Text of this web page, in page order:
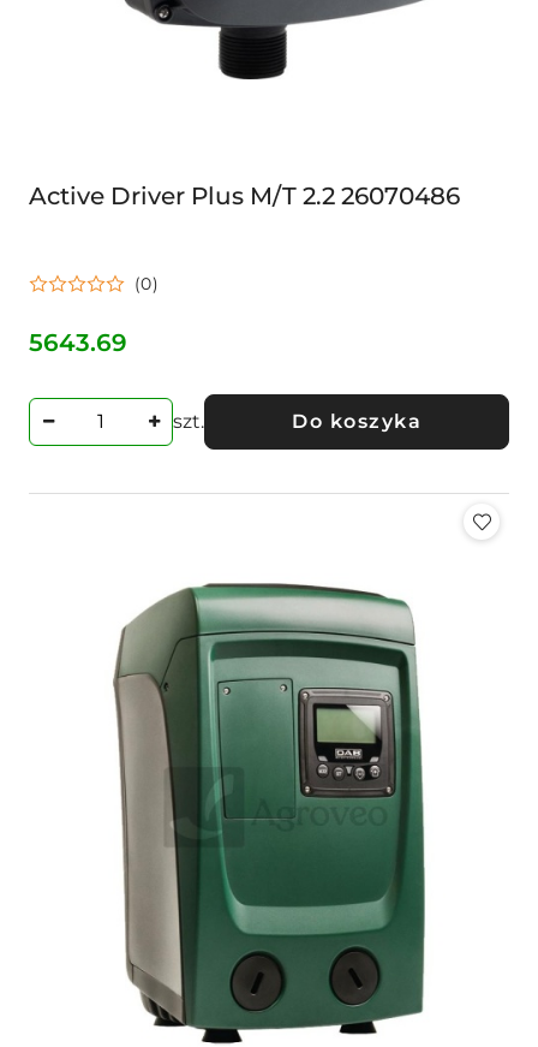
Active Driver Plus M/T 2.2 26070486
(0)
Cena:
5643.69
szt. Do koszyka